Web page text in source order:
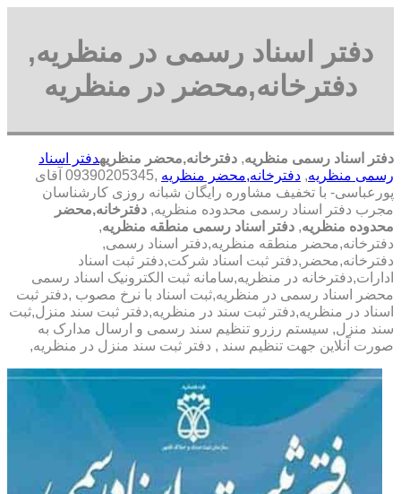
دفتر اسناد رسمی در منظریه,
دفترخانه,محضر در منظریه
دفتر اسناد رسمی منظریه, دفترخانه,محضر منظریهدفتر اسناد
رسمی منظریه, دفترخانه,محضر منظریه
,09390205345 آقای
پورعباسی- با تخفیف مشاوره رايگان شبانه روزی کارشناسان
مجرب دفتر اسناد رسمی محدوده منظریه, دفترخانه,محضر
محدوده منظریه, دفتر اسناد رسمی منطقه منظریه,
دفترخانه,محضر منطقه منظریه,دفتر اسناد رسمی,
دفترخانه,محضر,دفتر ثبت اسناد شرکت,دفتر ثبت اسناد
ادارات,دفترخانه در منظریه,سامانه ثبت الکترونیک اسناد رسمی
محضر اسناد رسمی در منظریه,ثبت اسناد با نرخ مصوب ,دفتر ثبت
اسناد در منظریه,دفتر ثبت سند در منظریه,دفتر ثبت سند منزل,ثبت
سند منزل, سیستم رزرو تنظیم سند رسمی و ارسال مدارک به
صورت آنلاین جهت تنظیم سند , دفتر ثبت سند منزل در منظریه,